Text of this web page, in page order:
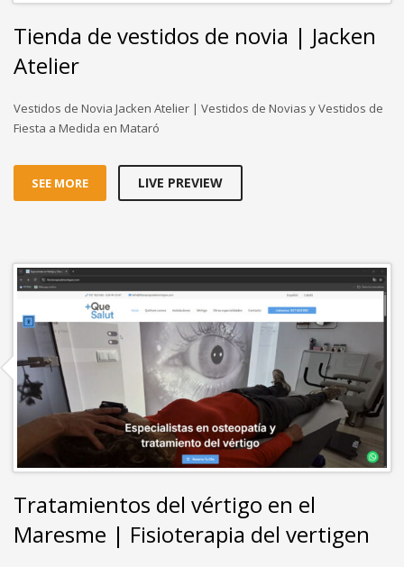
Tienda de vestidos de novia | Jacken
Atelier
Vestidos de Novia Jacken Atelier | Vestidos de Novias y Vestidos de
Fiesta a Medida en Mataró
SEE MORE LIVE PREVIEW
Tratamientos del vértigo en el
Maresme | Fisioterapia del vertigen